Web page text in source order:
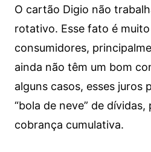
O cartão Digio não
rotativo. Esse fato é
consumidores,
ainda não têm um bom
alguns casos, esses juros
“bola de neve” de
cobrança cumulativa.